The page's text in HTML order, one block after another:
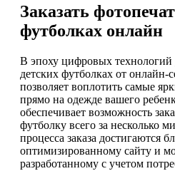
Заказать
футболках онлайн
В эпоху цифровых технологий
детских футболках от онлайн-
позволяет воплотить самые
прямо на одежде вашего
обеспечивает возможность
футболку всего за несколько
процесса заказа достигаются
оптимизированному сайту и
разработанному с учетом